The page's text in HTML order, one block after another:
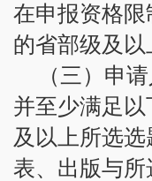
在申报资格
的省部级及
（三）申
并至少满足
及以上所选
表、出版与